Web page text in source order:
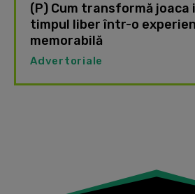
(P) Cum transformă
timpul liber într-o
memorabilă
Advertoriale